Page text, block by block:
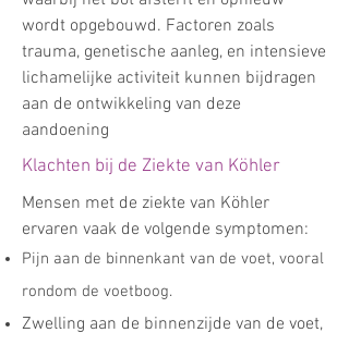
wordt opgebouwd. Factoren zoals
trauma, genetische aanleg, en intensieve
lichamelijke activiteit kunnen bijdragen
aan de ontwikkeling van deze
aandoening
Klachten bij de Ziekte van Köhler
Mensen met de ziekte van Köhler
ervaren vaak de volgende symptomen:
Pijn aan de binnenkant van de voet, vooral
rondom de voetboog.
Zwelling aan de binnenzijde van de voet,